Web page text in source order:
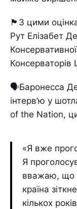
🏴󠁧󠁢󠁳󠁣󠁴󠁿З цими
Рут Елізабет
Консерваторів
🗣Баронесса
інтерв’ю у
of the Nation,
«Я вже
Я
вважаю, що
країна
кількох